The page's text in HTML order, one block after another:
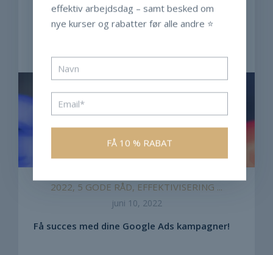
effektiv arbejdsdag – samt besked om
nye kurser og rabatter før alle andre ⭐️
De fleste af os skal på velfortjent sommerferie
LÆS MERE
2022, 5 GODE RÅD, EFFEKTIVISERING ...
juni 10, 2022
Få succes med dine Google Ads kampagner!